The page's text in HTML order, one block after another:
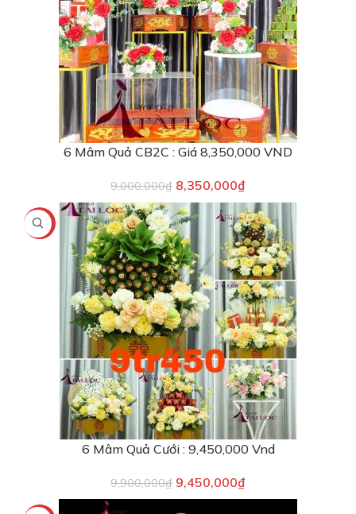
6 Mâm Quả CB2C : Giá 8,350,000 VND
9,000,000₫ 8,350,000₫
-5%
6 Mâm Quả Cưới : 9,450,000 Vnd
9,900,000₫ 9,450,000₫